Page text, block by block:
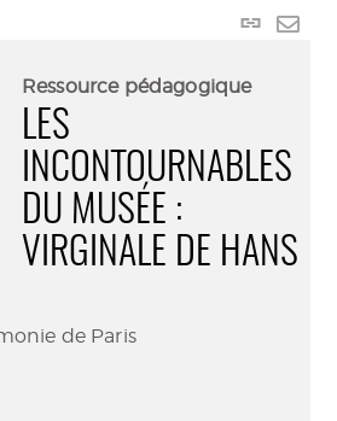
Lien
Ressource pédagogique
LES
INCONTOURNABLES
DU MUSÉE :
VIRGINALE DE HANS
de Paris